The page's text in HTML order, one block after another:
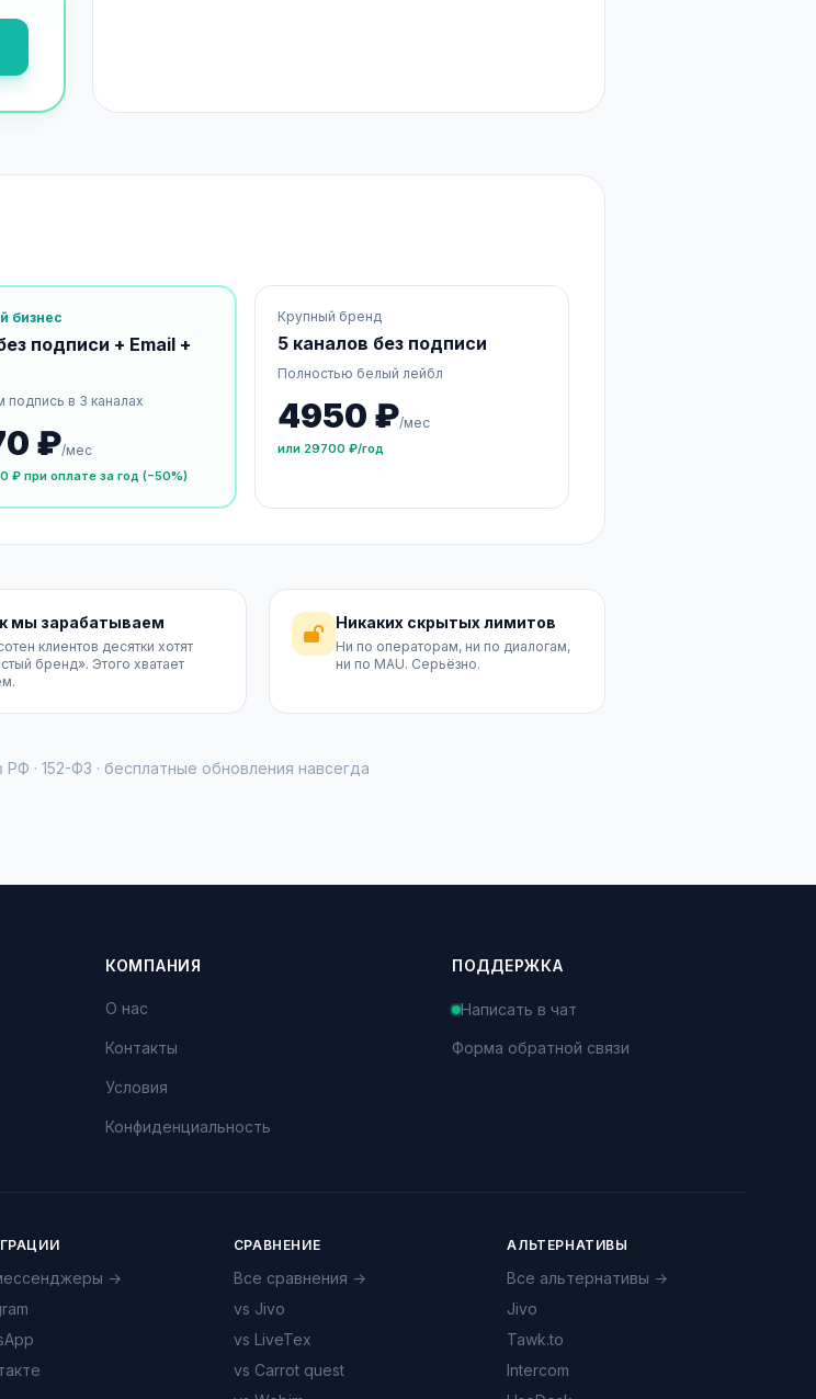
бизнес
подписи + Email +
подпись в 3 каналах
₽/мес
₽ при оплате за год (−50%)
Крупный бренд
5 каналов без подписи
Полностью белый лейбл
4950 ₽/мес
или 29700 ₽/год
мы зарабатываем
клиентов десятки хотят
бренд». Этого хватает
Никаких скрытых лимитов
Ни по операторам, ни по диалогам,
ни по MAU. Серьёзно.
· 152-ФЗ · бесплатные обновления навсегда
КОМПАНИЯ
О нас
Контакты
Условия
Конфиденциальность
ПОДДЕРЖКА
Написать в чат
Форма обратной связи
→
СРАВНЕНИЕ
Все сравнения →
vs Jivo
vs LiveTex
vs Carrot quest
АЛЬТЕРНАТИВЫ
Все альтернативы →
Jivo
Tawk.to
Intercom